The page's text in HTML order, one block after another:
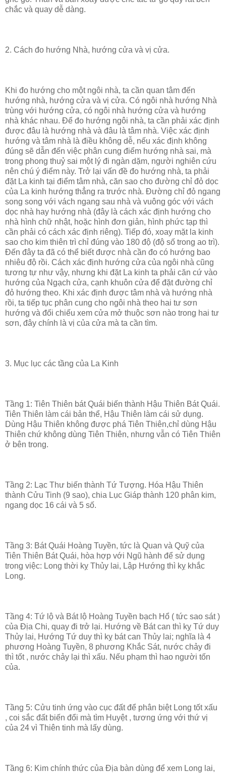
chắc và quay dễ dàng.
2. Cách đo hướng Nhà, hướng cửa và vị cửa.
Khi đo hướng cho một ngôi nhà, ta cần quan tâm đến
hướng nhà, hướng cửa và vị cửa. Có ngôi nhà hướng Nhà
trùng với hướng cửa, có ngôi nhà hướng cửa và hướng
nhà khác nhau. Để đo hướng ngôi nhà, ta cần phải xác định
được đâu là hướng nhà và đâu là tâm nhà. Việc xác định
hướng và tâm nhà là điều không dễ, nếu xác định không
đúng sẽ dẫn đến việc phân cung điểm hướng nhà sai, mà
trong phong thuỷ sai một lý đi ngàn dặm, người nghiên cứu
nên chú ý điểm này. Trở lại vấn đề đo hướng nhà, ta phải
đặt La kinh tại điểm tâm nhà, căn sao cho đường chỉ đỏ dọc
của La kinh hướng thẳng ra trước nhà. Đường chỉ đỏ ngang
song song với vách ngang sau nhà và vuông góc với vách
dọc nhà hay hướng nhà (đây là cách xác định hướng cho
nhà hình chữ nhật, hoặc hình đơn giản, hình phức tạp thì
cần phải có cách xác định riêng). Tiếp đó, xoay mặt la kinh
sao cho kim thiên trì chỉ đúng vào 180 độ (độ số trong ao trì).
Đến đây ta đã có thể biết được nhà cần đo có hướng bao
nhiêu độ rồi. Cách xác định hướng cửa của ngôi nhà cũng
tương tự như vậy, nhưng khi đặt La kinh ta phải căn cứ vào
hướng của Ngạch cửa, cạnh khuôn cửa để đặt đường chỉ
đỏ hướng theo. Khi xác định được tâm nhà và hướng nhà
rồi, ta tiếp tục phân cung cho ngôi nhà theo hai tư sơn
hướng và đối chiếu xem cửa mở thuộc sơn nào trong hai tư
sơn, đây chính là vị của cửa mà ta cần tìm.
3. Mục lục các tầng của La Kinh
Tầng 1: Tiên Thiên bát Quái biến thành Hậu Thiên Bát Quái.
Tiên Thiên làm cái bản thể, Hậu Thiên làm cái sử dụng.
Dùng Hậu Thiên không được phá Tiên Thiên,chỉ dùng Hậu
Thiên chứ không dùng Tiên Thiên, nhưng vẫn có Tiên Thiên
ở bên trong.
Tầng 2: Lạc Thư biến thành Tứ Tượng. Hóa Hậu Thiên
thành Cửu Tinh (9 sao), chia Lục Giáp thành 120 phân kim,
ngang dọc 16 cái và 5 số.
Tầng 3: Bát Quái Hoàng Tuyền, tức là Quan và Quỹ của
Tiên Thiên Bát Quái, hòa hợp với Ngũ hành để sử dụng
trong việc: Long thời kỵ Thủy lai, Lập Hướng thì kỵ khắc
Long.
Tầng 4: Tứ lộ và Bát lộ Hoàng Tuyền bạch Hổ ( tức sao sát )
của Địa Chi, quay đi trở lại. Hướng về Bát can thì kỵ Tứ duy
Thủy lai, Hướng Tứ duy thì kỵ bát can Thủy lai; nghĩa là 4
phương Hoàng Tuyền, 8 phương Khắc Sát, nước chảy đi
thì tốt , nước chảy lại thì xấu. Nếu phạm thì hao người tốn
của.
Tầng 5: Cửu tinh ứng vào cục đất để phân biệt Long tốt xấu
, coi sắc đất biến đổi mà tìm Huyệt , tương ứng với thứ vị
của 24 vì Thiên tinh mà lấy dùng.
Tầng 6: Kim chính thức của Địa bàn dùng để xem Long lai,